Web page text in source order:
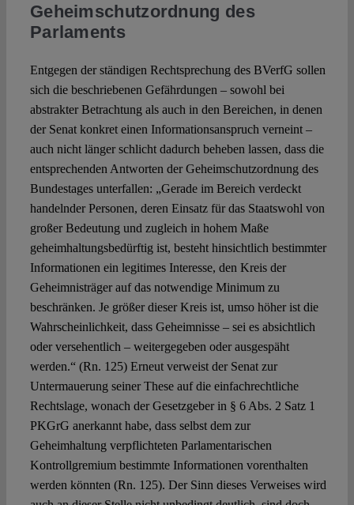
Geheimschutzordnung des
Parlaments
Entgegen der ständigen Rechtsprechung des BVerfG sollen
sich die beschriebenen Gefährdungen – sowohl bei
abstrakter Betrachtung als auch in den Bereichen, in denen
der Senat konkret einen Informationsanspruch verneint –
auch nicht länger schlicht dadurch beheben lassen, dass die
entsprechenden Antworten der Geheimschutzordnung des
Bundestages unterfallen: „Gerade im Bereich verdeckt
handelnder Personen, deren Einsatz für das Staatswohl von
großer Bedeutung und zugleich in hohem Maße
geheimhaltungsbedürftig ist, besteht hinsichtlich bestimmter
Informationen ein legitimes Interesse, den Kreis der
Geheimnisträger auf das notwendige Minimum zu
beschränken. Je größer dieser Kreis ist, umso höher ist die
Wahrscheinlichkeit, dass Geheimnisse – sei es absichtlich
oder versehentlich – weitergegeben oder ausgespäht
werden.“ (Rn. 125) Erneut verweist der Senat zur
Untermauerung seiner These auf die einfachrechtliche
Rechtslage, wonach der Gesetzgeber in § 6 Abs. 2 Satz 1
PKGrG anerkannt habe, dass selbst dem zur
Geheimhaltung verpflichteten Parlamentarischen
Kontrollgremium bestimmte Informationen vorenthalten
werden könnten (Rn. 125). Der Sinn dieses Verweises wird